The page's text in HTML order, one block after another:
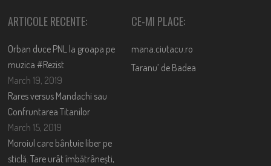
ARTICOLE RECENTE:
Orban duce PNL la groapa pe
muzica #Rezist
March 19, 2019
Rares versus Mandachi sau
Confruntarea Titanilor
March 15, 2019
Moroiul care bântuie liber pe
sticlă. Tare urât îmbătrânești,
CE-MI PLACE:
mana.ciutacu.ro
Taranu’ de Badea